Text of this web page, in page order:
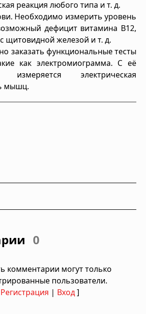
реакция любого типа и т. д.
Необходимо измерить уровень
дефицит витамина B12,
щитовидной железой и т. д.
заказать функциональные тесты
как электромиограмма. С её
электрическая
мышц.
0
комментарии могут только
пользователи.
Регистрация | Вход]